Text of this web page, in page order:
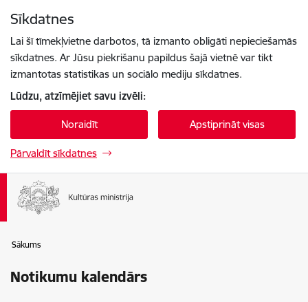
Sīkdatnes
Lai šī tīmekļvietne darbotos, tā izmanto obligāti nepieciešamās
sīkdatnes. Ar Jūsu piekrišanu papildus šajā vietnē var tikt
izmantotas statistikas un sociālo mediju sīkdatnes.
Lūdzu, atzīmējiet savu izvēli:
Noraidīt Apstiprināt visas
Pārvaldīt sīkdatnes
Sākums
Notikumu kalendārs